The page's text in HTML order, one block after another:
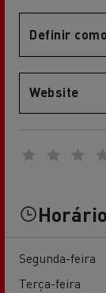
Definir
Website
Segunda-feira
Terça-feira